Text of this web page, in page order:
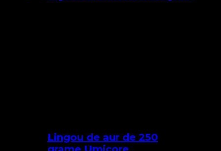
Lingou de aur de 250